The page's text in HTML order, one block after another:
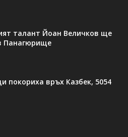
талант Йоан Величков ще
Панагюрище
покориха връх Казбек, 5054